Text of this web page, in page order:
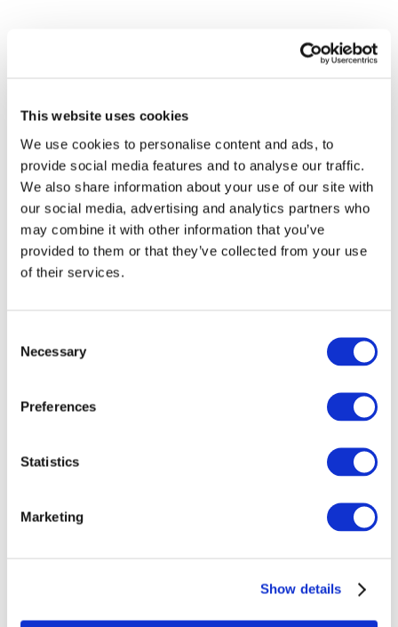
This website uses cookies
We use cookies to personalise content and ads, to
provide social media features and to analyse our traffic.
We also share information about your use of our site with
our social media, advertising and analytics partners who
may combine it with other information that you’ve
provided to them or that they’ve collected from your use
of their services.
Selection
Necessary
Preferences
Statistics
Marketing
Show details